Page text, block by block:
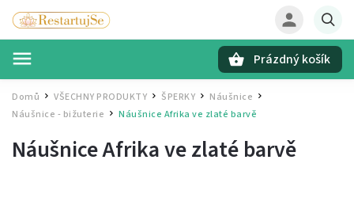
Prázdný košík
Domů / VŠECHNY PRODUKTY / ŠPERKY / Náušnice /
Náušnice - bižuterie / Náušnice Afrika ve zlaté barvě
Náušnice Afrika ve zlaté barvě